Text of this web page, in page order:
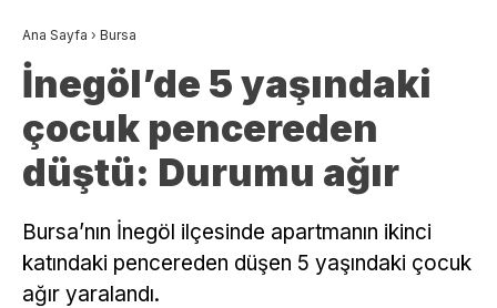
Ana Sayfa › Bursa
İnegöl’de 5 yaşındaki
çocuk pencereden
düştü: Durumu ağır
Bursa’nın İnegöl ilçesinde apartmanın ikinci
katındaki pencereden düşen 5 yaşındaki çocuk
ağır yaralandı.